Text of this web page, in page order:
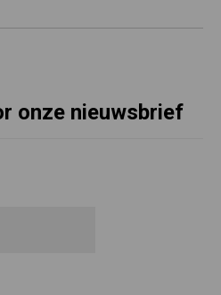
onze nieuwsbrief